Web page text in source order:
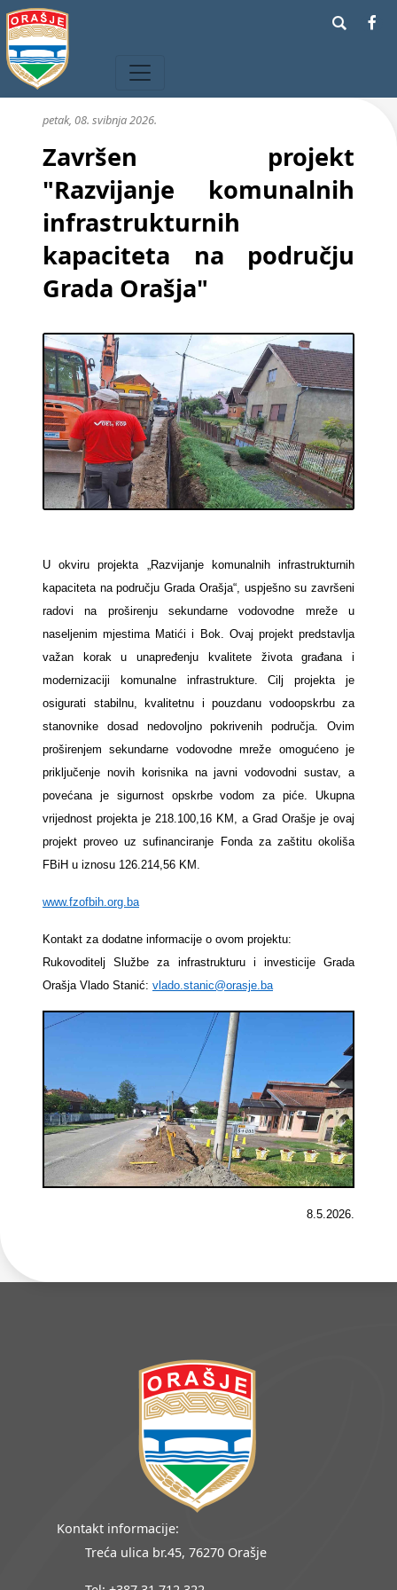
petak, 08. svibnja 2026.
Završen projekt
"Razvijanje komunalnih
infrastrukturnih
kapaciteta na području
Grada Orašja"
U okviru projekta „Razvijanje komunalnih infrastrukturnih
kapaciteta na području Grada Orašja“, uspješno su završeni
radovi na proširenju sekundarne vodovodne mreže u
naseljenim mjestima Matići i Bok. Ovaj projekt predstavlja
važan korak u unapređenju kvalitete života građana i
modernizaciji komunalne infrastrukture. Cilj projekta je
osigurati stabilnu, kvalitetnu i pouzdanu vodoopskrbu za
stanovnike dosad nedovoljno pokrivenih područja. Ovim
proširenjem sekundarne vodovodne mreže omogućeno je
priključenje novih korisnika na javni vodovodni sustav, a
povećana je sigurnost opskrbe vodom za piće. Ukupna
vrijednost projekta je 218.100,16 KM, a Grad Orašje je ovaj
projekt proveo uz sufinanciranje Fonda za zaštitu okoliša
FBiH u iznosu 126.214,56 KM.
www.fzofbih.org.ba
Kontakt za dodatne informacije o ovom projektu:
Rukovoditelj Službe za infrastrukturu i investicije Grada
Orašja Vlado Stanić: vlado.stanic@orasje.ba
8.5.2026.
Kontakt informacije:
Treća ulica br.45, 76270 Orašje